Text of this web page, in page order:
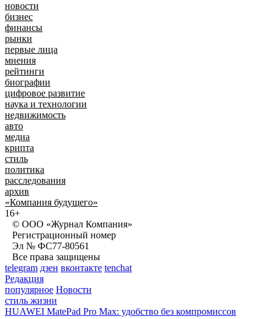
новости
бизнес
финансы
рынки
первые лица
мнения
рейтинги
биографии
цифровое развитие
наука и технологии
недвижимость
авто
медиа
крипта
стиль
политика
расследования
архив
«Компания будущего»
16+
© ООО «Журнал Компания»
Регистрационный номер
Эл № ФС77-80561
Все права защищены
telegram дзен вконтакте tenchat
Редакция
популярное Новости
стиль жизни
HUAWEI MatePad Pro Max: удобство без компромиссов